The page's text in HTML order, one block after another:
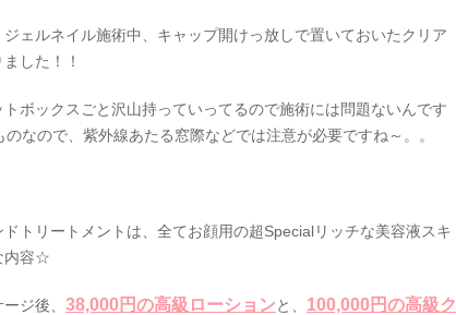
ェルネイル施術中、キャップ開けっ放しで置いておいたクリア
した！！
ボックスごと沢山持っていってるので施術には問題ないんです
なので、紫外線あたる窓際などでは注意が必要ですね～。。
トリートメントは、全てお顔用の超Specialリッチな美容液スキ
内容☆
ジ後、 38,000円の高級ローションと、 100,000円の高級ク